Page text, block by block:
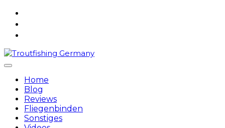
Skip
Home
Blog
Reviews
Fliegenbinden
Sonstiges